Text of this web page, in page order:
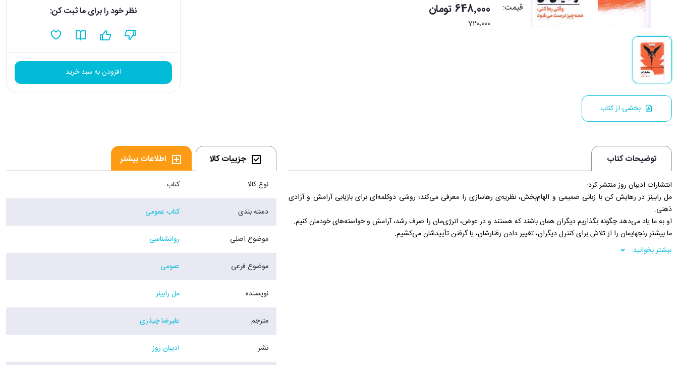
بخشی از کتاب
قیمت: 648٬000 تومان
720٬000
نظر خود را برای ما ثبت کن:
افزودن به سبد خرید
توضیحات کتاب
انتشارات ادیبان روز منتشر کرد:
مل رابینز در رهایش کن با زبانی صمیمی و الهام‌بخش، نظریه‌ی رهاسازی را معرفی می‌کند؛ روشی دوکلمه‌ای برای بازیابی آرامش و آزادی
ذهنی.
او به ما یاد می‌دهد چگونه بگذاریم دیگران همان باشند که هستند و در عوض، انرژی‌مان را صرف رشد، آرامش و خواسته‌های خودمان کنیم.
ما بیشتر رنجهایمان را از تلاش برای کنترل دیگران، تغییر دادن رفتارشان، یا گرفتن تأییدشان می‌کشیم.
اما حقیقت ساده‌تر از آن است: تو مسئول احساسات و انتخاب‌های دیگران نیستی.
اگر از تلاش برای راضی کردن همه خسته‌ شده‌ای، اگر می‌خواهی از فضاوت‌ها، مقایسه‌ها و دلخوری‌ها عبور کنی، و اگر می‌خواهی دوباره
بیشتر بخوانید
جزییات کالا اطلاعات بیشتر
نوع کالا کتاب
دسته بندی کتاب عمومی
موضوع اصلی روانشناسی
موضوع فرعی عمومی
نویسنده مل رابینز
مترجم علیرضا چیذری
نشر ادیبان روز